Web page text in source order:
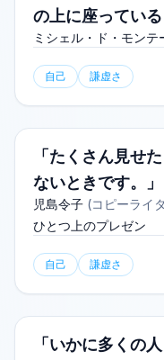
の上に座ってい
ミシェル・ド・モンテ
自己 謙虚さ
「たくさん見せ
ないときです。」
児島令子 (コピーライ
ひとつ上のプレゼン
自己 謙虚さ
「いかに多くの